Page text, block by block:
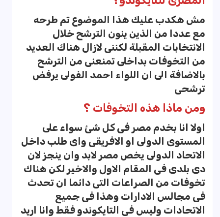
مش هكدب عليك هذا الموضوع تم طرحه
مع عددا من الذين ينون الترشح خلال
الانتخابات المقبلة لكننى لازال هناك العديد
من التخوفات بداخلى تمنعنى من الترشح
بالاضافة الى ان اللواء احمد الفولى يرفض
ترشحى
ومن ماذا هذه التخوفات ؟
اولا انا بخدم مصر فى كل شئ سواء على
المستوى الدولى او الافريقى واى طلب داخل
الاتحاد الدولى يخص مصر لابد وان ينجز لان
دى بلدى فى المقام الاول والاخير لكن هناك
تخوفات من الصراعات التى دائما ان تحدث
فى مجالس الادارات وهذا فى جميع
الاتحادات وليس فى التايكوندو فقط وانا اريد